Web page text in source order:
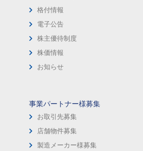
格付情報
電子公告
株主優待制度
株価情報
お知らせ
事業パートナー様募集
お取引先募集
店舗物件募集
製造メーカー様募集